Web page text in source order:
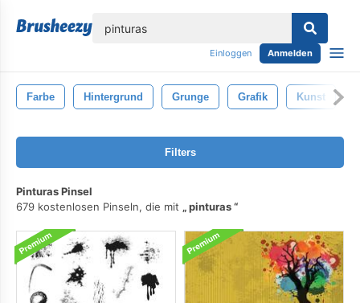
Einloggen Anmelden
Farbe Hintergrund Grunge Grafik Kunst
Filters
Pinturas Pinsel
679 kostenlosen Pinseln, die mit
pinturas